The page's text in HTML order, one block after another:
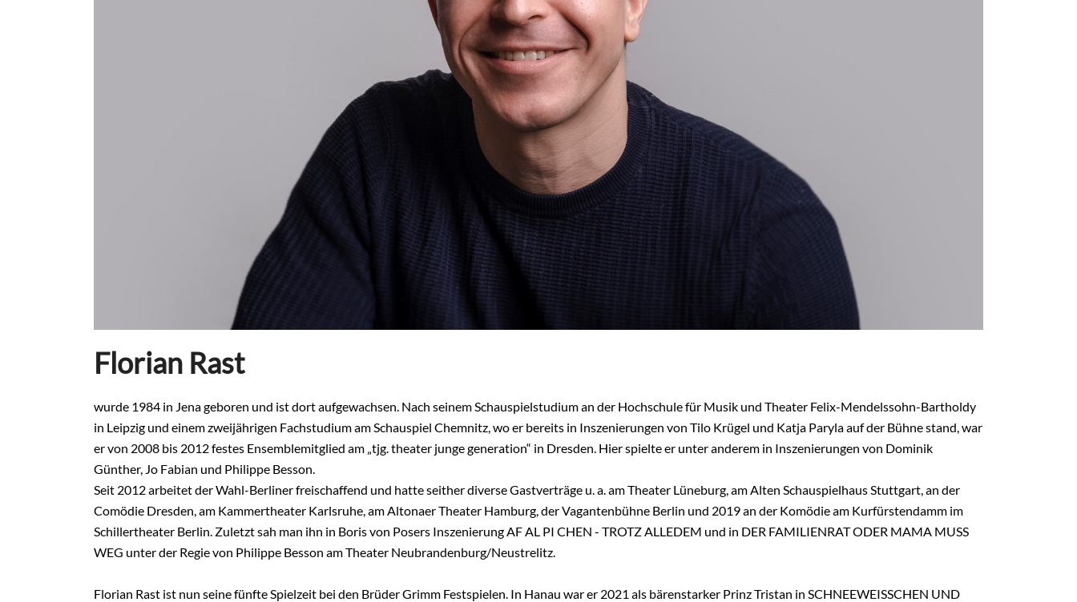
Florian Rast
wurde 1984 in Jena geboren und ist dort aufgewachsen. Nach seinem Schauspielstudium an der Hochschule für Musik und Theater Felix-Mendelssohn-Bartholdy
in Leipzig und einem zweijährigen Fachstudium am Schauspiel Chemnitz, wo er bereits in Inszenierun­gen von Tilo Krügel und Katja Paryla auf der Bühne stand, war
er von 2008 bis 2012 festes Ensemble­mitglied am „tjg. theater junge generation“ in Dresden. Hier spielte er unter anderem in Inszenie­rungen von Dominik
Günther, Jo Fabian und Phil­ippe Besson.
Seit 2012 arbeitet der Wahl-Berliner freischaf­fend und hatte seither diverse Gastverträge u. a. am Theater Lüneburg, am Alten Schauspielhaus Stutt­gart, an der
Comödie Dresden, am Kammertheater Karlsruhe, am Altonaer Theater Hamburg, der Vagantenbühne Berlin und 2019 an der Komödie am Kurfürstendamm im
Schillertheater Berlin. Zuletzt sah man ihn in Boris von Posers Inszenierung AF AL PI CHEN - TROTZ ALLEDEM und in DER FAMILIENRAT ODER MAMA MUSS
WEG unter der Regie von Philippe Besson am Theater Neubrandenburg/Neustrelitz.
Florian Rast ist nun seine fünfte Spiel­zeit bei den Brüder Grimm Festspielen. In Hanau war er 2021 als bärenstarker Prinz Tristan in SCHNEEWEISSCHEN UND